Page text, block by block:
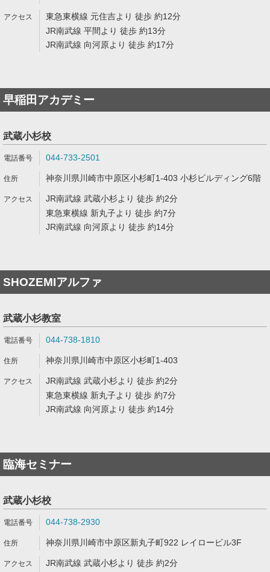
東急東横線 元住吉より 徒歩 約12分
JR南武線 平間より 徒歩 約13分
JR南武線 向河原より 徒歩 約17分
早稲田アカデミー
武蔵小杉校
044-733-2501
神奈川県川崎市中原区小杉町1-403 小杉ビルディング6階
JR南武線 武蔵小杉より 徒歩 約2分
東急東横線 新丸子より 徒歩 約7分
JR南武線 向河原より 徒歩 約14分
SHOZEMIアルファ
武蔵小杉教室
044-738-1810
神奈川県川崎市中原区小杉町1-403
JR南武線 武蔵小杉より 徒歩 約2分
東急東横線 新丸子より 徒歩 約7分
JR南武線 向河原より 徒歩 約14分
臨海セミナー
武蔵小杉校
044-738-2930
神奈川県川崎市中原区新丸子町922 レイロービル3F
JR南武線 武蔵小杉より 徒歩 約2分